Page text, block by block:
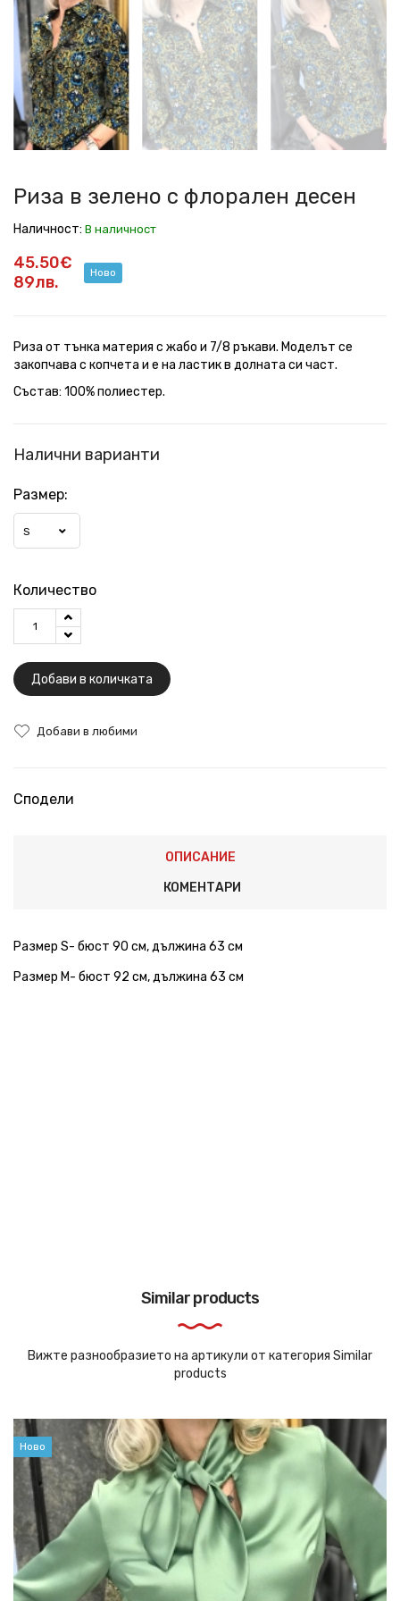
в
зелено
флорален
десен
в
зелено
флорален
десен
в
зелено
флорален
десен
в
зелено
флорален
десен
в
зелено
флорален
десен
в
зелено
флорален
десен
Риза в зелено с флорален десен
Наличност: В наличност
45.50€
89лв.
Ново
Риза от тънка материя с жабо и 7/8 ръкави. Моделът се
закопчава с копчета и е на ластик в долната си част.
Състав: 100% полиестер.
Налични варианти
Размер:
S
Количество
Добави в количката
Добави в любими
Сподели
ОПИСАНИЕ
КОМЕНТАРИ
Размер S- бюст 90 см, дължина 63 см
Размер M- бюст 92 см, дължина 63 см
Similar products
Вижте разнообразието на артикули от категория Similar
products
Ново